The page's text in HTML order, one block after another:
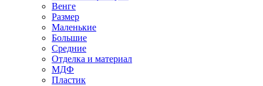
Венге
Размер
Маленькие
Большие
Средние
Отделка и материал
МДФ
Пластик